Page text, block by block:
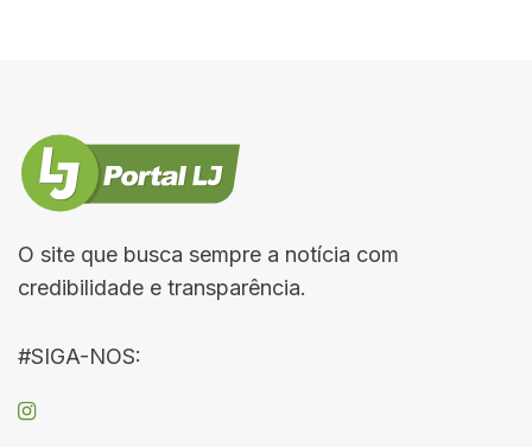
O site que busca sempre a notícia com
credibilidade e transparência.
#SIGA-NOS: